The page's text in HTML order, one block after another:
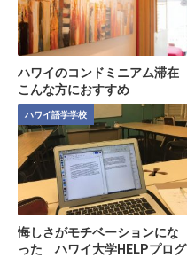
ハワイのコンドミニアム滞在
こんな方におすすめ
ハワイ語学学校
悔しさがモチベーションにな
った ハワイ大学HELPプログ